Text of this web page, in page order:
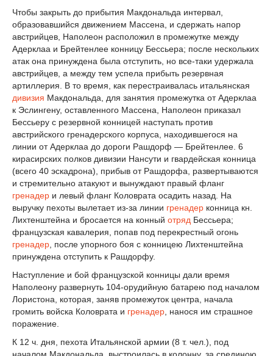
Чтобы закрыть до прибытия Макдональда интервал,
образовавшийся движением Массена, и сдержать напор
австрийцев, Наполеон расположил в промежутке между
Адерклаа и Брейтенлее конницу Бессьера; после нескольких
атак она принуждена была отступить, но все-таки удержала
австрийцев, а между тем успела прибыть резервная
артиллерия. В то время, как перестраивалась итальянская
дивизия Макдональда, для занятия промежутка от Адерклаа
к Эслингену, оставленного Массена, Наполеон приказал
Бессьеру с резервной конницей наступать против
австрийского гренадерского корпуса, находившегося на
линии от Адерклаа до дороги Рашдорф — Брейтенлее. 6
кирасирских полков дивизии Нансути и гвардейская конница
(всего 40 эскадрона), прибыв от Рашдорфа, развертываются
и стремительно атакуют и вынуждают правый фланг
гренадер и левый фланг Коловрата осадить назад. На
выручку пехоты вылетает из-за линии гренадер конница кн.
Лихтенштейна и бросается на конный отряд Бессьера;
французская кавалерия, попав под перекрестный огонь
гренадер, после упорного боя с конницею Лихтенштейна
принуждена отступить к Рашдорфу.
Наступление и бой французской конницы дали время
Наполеону развернуть 104-орудийную батарею под началом
Лористона, которая, заняв промежуток центра, начала
громить войска Коловрата и гренадер , нанося им страшное
поражение.
К 12 ч. дня, пехота Итальянской армии (8 т. чел.), под